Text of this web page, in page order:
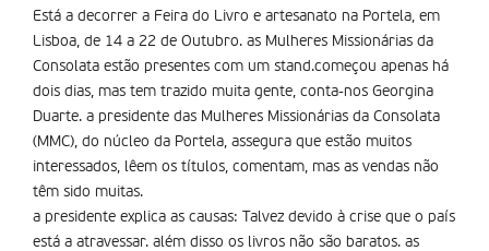
Está a decorrer a Feira do Livro e artesanato na Portela, em
Lisboa, de 14 a 22 de Outubro. as Mulheres Missionárias da
Consolata estão presentes com um stand.começou apenas há
dois dias, mas tem trazido muita gente, conta-nos Georgina
Duarte. a presidente das Mulheres Missionárias da Consolata
(MMC), do núcleo da Portela, assegura que estão muitos
interessados, lêem os títulos, comentam, mas as vendas não
têm sido muitas.
a presidente explica as causas: Talvez devido à crise que o país
está a atravessar. além disso os livros não são baratos. as